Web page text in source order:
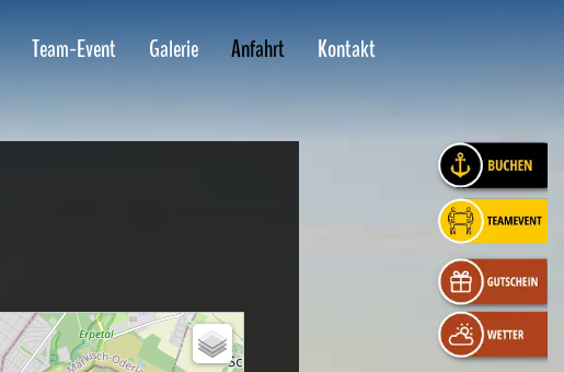
Team-Event Galerie Anfahrt Kontakt